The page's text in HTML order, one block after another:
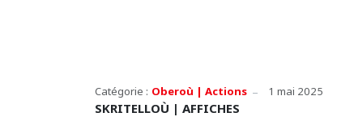
Catégorie : Oberoù | Actions 1 mai 2025
SKRITELLOÙ | AFFICHES